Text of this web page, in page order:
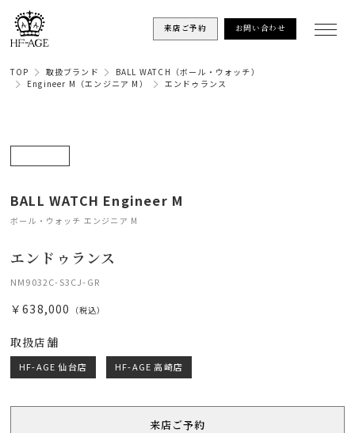
来店ご予約 お問い合わせ
TOP 取扱ブランド
BALL WATCH（ボール・ウォッチ）
Engineer M（エンジニア M）
エンドゥランス
BALL WATCH Engineer M
ボール・ウォッチ エンジニア M
エンドゥランス
NM9032C-S3CJ-GR
￥638,000 （税込）
取扱店舗
HF-AGE 仙台店 HF-AGE 高崎店
来店ご予約